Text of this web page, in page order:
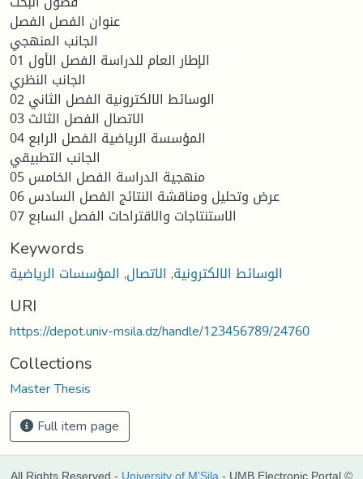
عنوان الفصل الفصل
الجانب المنهجي
الإطار العام للدراسة الفصل الأول 01
الجانب النظري
الوسائط الالكترونية الفصل الثاني 02
الاتصال الفصل الثالث 03
المؤسسة الرياضية الفصل الرابع 04
الجانب التطبيقي
منهجية الدراسة الفصل الخامس 05
عرض وتحليل ومناقشة النتائج الفصل السادس 06
الاستنتاجات والاقتراحات الفصل السابع 07
Keywords
الوسائط الالكترونية, الاتصال, المؤسسات الرياضية
URI
https://depot.univ-msila.dz/handle/123456789/24760
Collections
Master Thesis
Full item page
All Rights Reserved - University of M'Sila - UMB Electronic Portal ©